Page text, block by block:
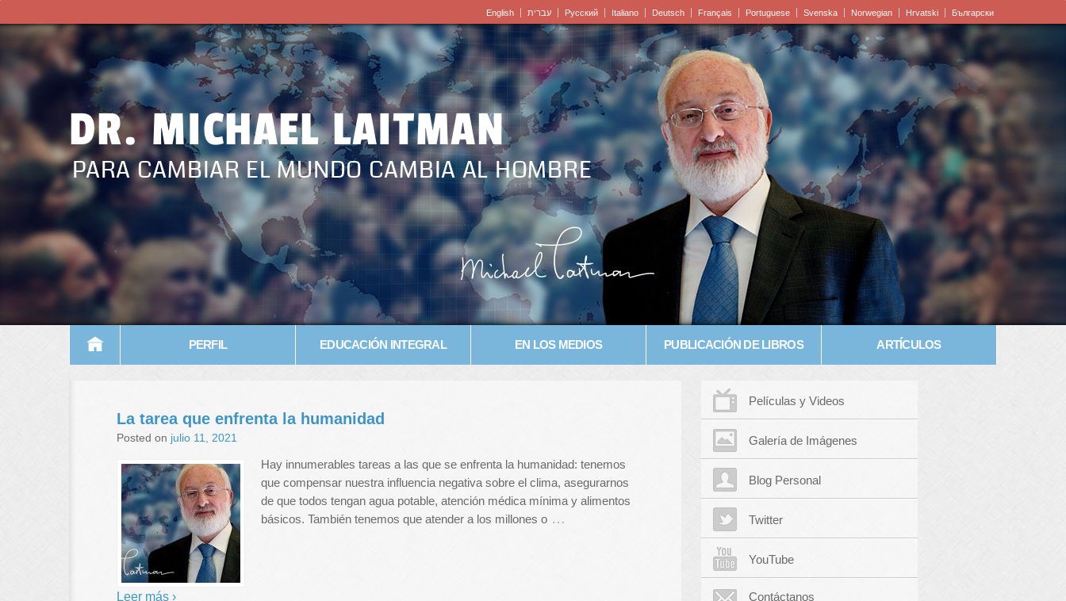
English עברית Pусский Italiano Deutsch Français Portuguese Svenska Norwegian Hrvatski Български
DR. MICHAEL LAITMAN
PARA CAMBIAR EL MUNDO CAMBIA AL HOMBRE
PERFIL EDUCACIÓN INTEGRAL EN LOS MEDIOS PUBLICACIÓN DE LIBROS ARTÍCULOS
La tarea que enfrenta la humanidad
Posted on julio 11, 2021
Hay innumerables tareas a las que se enfrenta la humanidad: tenemos
que compensar nuestra influencia negativa sobre el clima, asegurarnos
de que todos tengan agua potable, atención médica mínima y alimentos
básicos. También tenemos que atender a los millones o …
Leer más ›
Películas y Videos
Galería de Imágenes
Blog Personal
Twitter
YouTube
Contáctanos